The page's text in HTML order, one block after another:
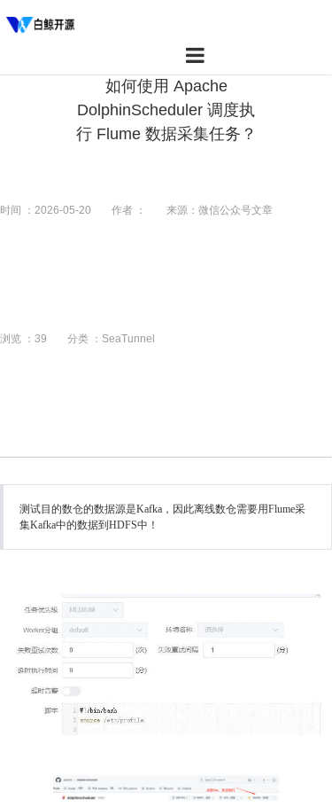
首页
产品
如何使用 Apache
DolphinScheduler 调度执
行 Flume 数据采集任务？
时间 ：2026-05-20 作者 ： 来源：微信公众号文章
浏览 ： 39 分类 ：SeaTunnel
测试目的数仓的数据源是Kafka，因此离线数仓需要用Flume采
集Kafka中的数据到HDFS中！